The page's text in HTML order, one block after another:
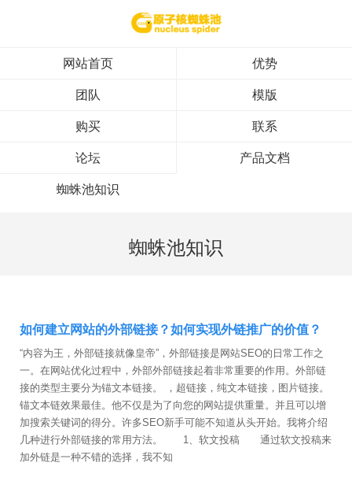
网站首页 优势
团队 模版
购买 联系
论坛 产品文档
蜘蛛池知识
蜘蛛池知识
如何建立网站的外部链接？如何实现外链推广的价值？
“内容为王，外部链接就像皇帝”，外部链接是网站SEO的日常工作之
一。在网站优化过程中，外部外部链接起着非常重要的作用。外部链
接的类型主要分为锚文本链接。 ，超链接，纯文本链接，图片链接。
锚文本链效果最佳。他不仅是为了向您的网站提供重量。并且可以增
加搜索关键词的得分。许多SEO新手可能不知道从头开始。我将介绍
几种进行外部链接的常用方法。 1、软文投稿 通过软文投稿来
加外链是一种不错的选择，我不知